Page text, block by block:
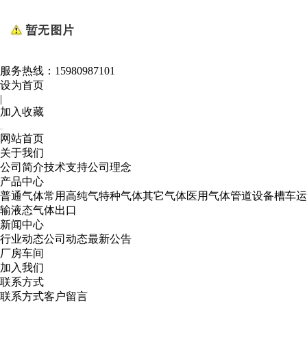
服务热线： 15980987101
设为首页
|
加入收藏
网站首页
关于我们
公司简介技术支持公司理念
产品中心
普通气体常用高纯气特种气体其它气体医用气体管道设备槽车运
输液态气体出口
新闻中心
行业动态公司动态最新公告
厂房车间
加入我们
联系方式
联系方式客户留言